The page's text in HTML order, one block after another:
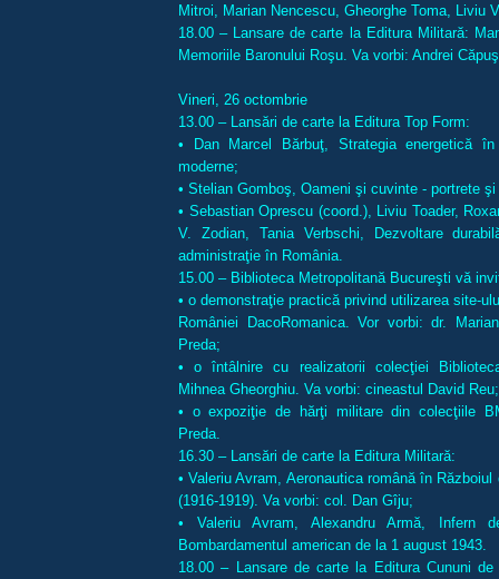
Mitroi, Marian Nencescu, Gheorghe Toma, Liviu
18.00 – Lansare de carte la Editura Militară:
Memoriile Baronului Roşu. Va vorbi: Andrei
Vineri, 26 octombrie
13.00 – Lansări de carte la Editura Top Form:
• Dan Marcel Bărbuţ, Strategia energetică
moderne;
• Stelian Gomboş, Oameni şi cuvinte - portrete
• Sebastian Oprescu (coord.), Liviu Toader,
V. Zodian, Tania Verbschi, Dezvoltare
administraţie în România.
15.00 – Biblioteca Metropolitană Bucureşti vă
• o demonstraţie practică privind utilizarea site-
României DacoRomanica. Vor vorbi: dr.
Preda;
• o întâlnire cu realizatorii colecţiei
Mihnea Gheorghiu. Va vorbi: cineastul David Reu;
• o expoziţie de hărţi militare din colecţiile
Preda.
16.30 – Lansări de carte la Editura Militară:
• Valeriu Avram, Aeronautica română în
(1916-1919). Va vorbi: col. Dan Gîju;
• Valeriu Avram, Alexandru Armă, Infern
Bombardamentul american de la 1 august 1943.
18.00 – Lansare de carte la Editura Cununi